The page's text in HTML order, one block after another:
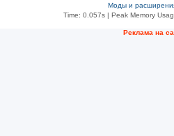
Моды и
Time: 0.057s| Peak Memory
Рeклама на